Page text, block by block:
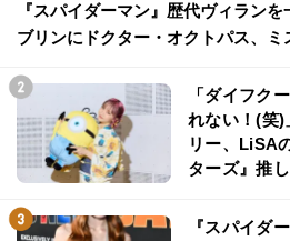
『スパイダーマン』歴代ヴィラン
ブリンにドクター・オクトパス、ミ
「ダイフク
れない！(笑)
リー、LiSA
ターズ』推
『スパイダ